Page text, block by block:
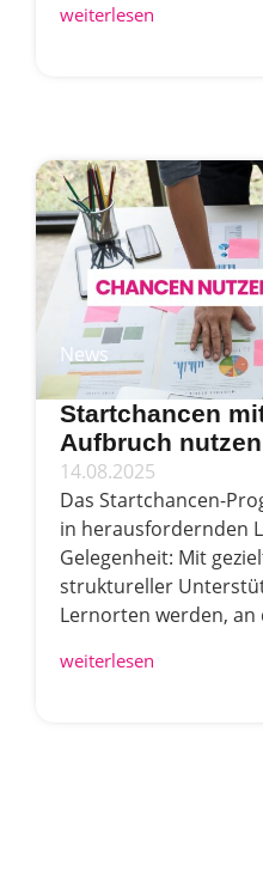
weiterlesen
News
Startchancen
Aufbruch nutzen
14.08.2025
Das Startchancen-
in herausfordernden
Gelegenheit: Mit
struktureller
Lernorten werden, an
weiterlesen